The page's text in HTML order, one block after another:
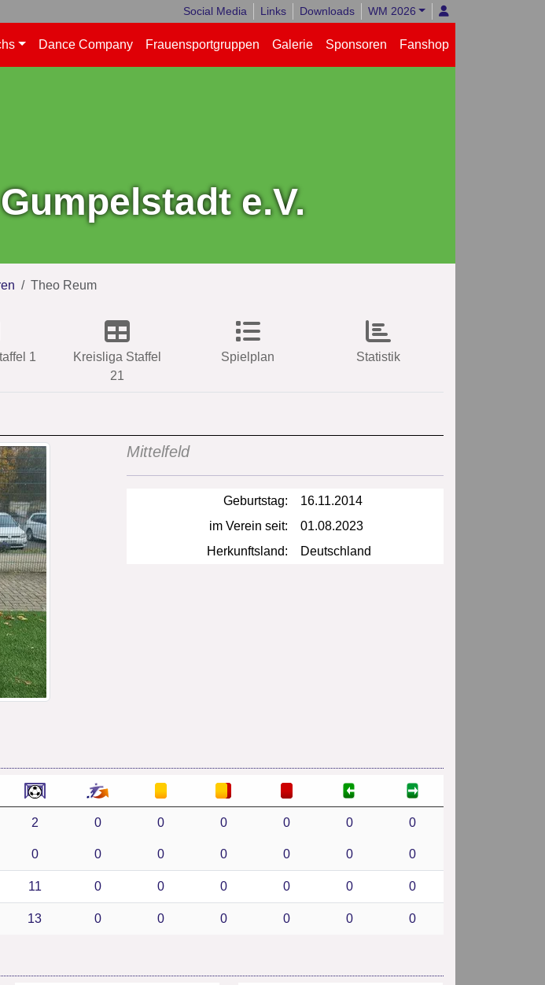
Social Media Links Downloads WM 2026
Dance Company Frauensportgruppen Galerie Sponsoren Fanshop
e.V.
Theo Reum
1
Kreisliga Staffel
21
Spielplan Statistik
Mittelfeld
Geburtstag:
16.11.2014
im Verein seit:
01.08.2023
Herkunftsland:
Deutschland
2 0 0 0 0 0 0
0 0 0 0 0 0 0
11 0 0 0 0 0 0
13 0 0 0 0 0 0